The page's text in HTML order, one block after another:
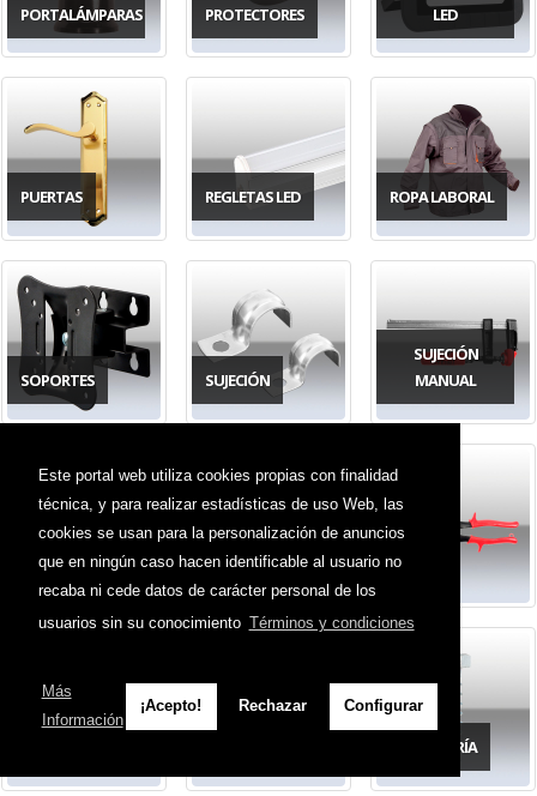
Este portal web utiliza cookies propias con finalidad
técnica, y para realizar estadísticas de uso Web, las
cookies se usan para la personalización de anuncios
que en ningún caso hacen identificable al usuario no
recaba ni cede datos de carácter personal de los
usuarios sin su conocimiento Términos y condiciones
Más
Información
¡Acepto! Rechazar Configurar
PORTALÁMPARAS PROTECTORES
LED
PUERTAS REGLETAS LED ROPA LABORAL
SOPORTES SUJECIÓN
SUJECIÓN
MANUAL
TENAZAS TERMOENCOLADORAS TIJERAS
TORNILLERÍA